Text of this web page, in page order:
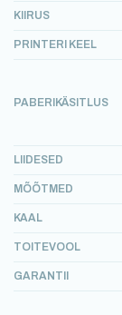
KIIRUS
PRINTERI KEEL
PABERIKÄSITLUS
LIIDESED
MÕÕTMED
KAAL
TOITEVOOL
GARANTII